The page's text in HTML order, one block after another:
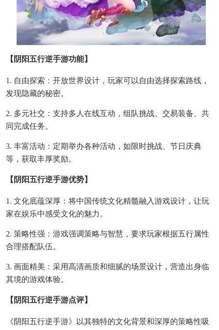
【阴阳五行逆手游功能】
1. 自由探索：开放世界设计，玩家可以自由选择探索路线，
发现隐藏的秘密。
2. 多元社交：支持多人在线互动，组队挑战、交易装备、共
同完成任务。
3. 丰富活动：定期举办各种活动，如限时挑战、节日庆典
等，获取丰厚奖励。
【阴阳五行逆手游优势】
1. 文化底蕴深厚：将中国传统文化精髓融入游戏设计，让玩
家在娱乐中感受文化的魅力。
2. 策略性强：游戏强调策略与智慧，要求玩家根据五行属性
合理搭配队伍。
3. 画面精美：采用高清画质和细腻的场景设计，营造出身临
其境的游戏体验。
【阴阳五行逆手游点评】
《阴阳五行逆手游》以其独特的文化背景和深厚的策略性吸